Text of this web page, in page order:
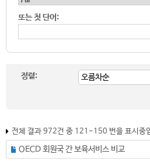
또는 첫 단어:
정렬:
전체 결과 972건 중 121-150 번을 표시중
OECD 회원국 간 보육서비스 비교